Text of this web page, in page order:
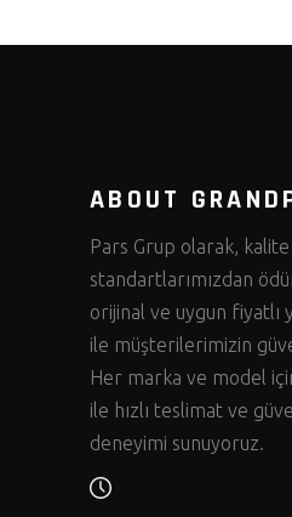
ABOUT
Pars Grup olarak, kalite
standartlarımızdan
orijinal ve uygun fiyatlı
ile müşterilerimizin
Her marka ve model
ile hızlı teslimat ve
deneyimi sunuyoruz.